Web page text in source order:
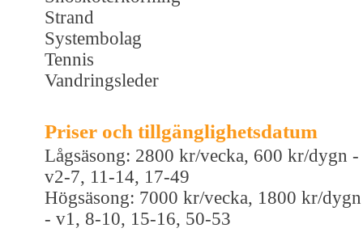
Strand
Systembolag
Tennis
Vandringsleder
Priser och tillgänglighetsdatum
Lågsäsong: 2800 kr/vecka, 600 kr/dygn -
v2-7, 11-14, 17-49
Högsäsong: 7000 kr/vecka, 1800 kr/dygn
- v1, 8-10, 15-16, 50-53